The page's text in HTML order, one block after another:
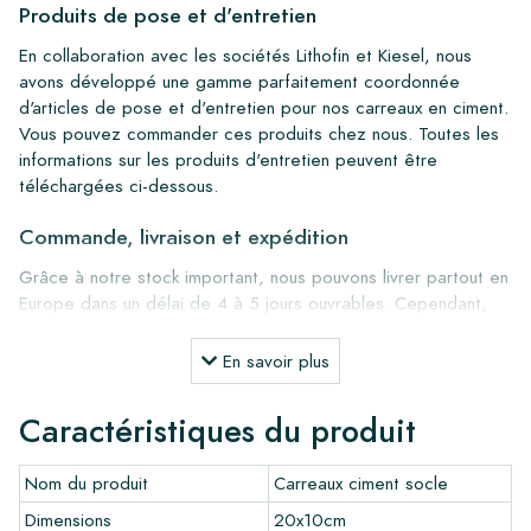
Produits de pose et d'entretien
En collaboration avec les sociétés Lithofin et Kiesel, nous
avons développé une gamme parfaitement coordonnée
d'articles de pose et d'entretien pour nos carreaux en ciment.
Vous pouvez commander ces produits chez nous. Toutes les
informations sur les produits d'entretien peuvent être
téléchargées ci-dessous.
Commande, livraison et expédition
Grâce à notre stock important, nous pouvons livrer partout en
Europe dans un délai de 4 à 5 jours ouvrables. Cependant,
d'expédition seront toujours discutés. Normalement, nous
livrons avec des transporteurs réputés, mais vous pouvez
entrepôt à Alkmaar ou notre salle d'exposition à Breda. Les
retours de carreaux ne sont acceptés que dans des boîtes
intactes et non ouvertes, et à vos frais.
En savoir plus
Caractéristiques du produit
Nom du produit
Carreaux ciment socle
Dimensions
20x10cm